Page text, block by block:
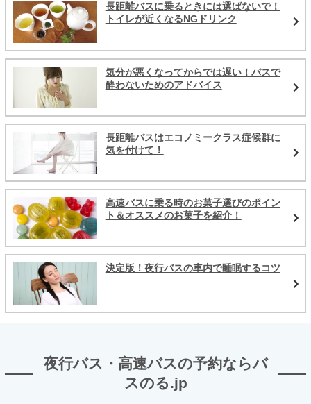
長距離バスに乗るときには選ばないで！
トイレが近くなるNGドリンク
気分が悪くなってからでは遅い！バスで
酔わないためのアドバイス
長距離バスはエコノミークラス症候群に
気を付けて！
高速バスに乗る時のお菓子選びのポイン
ト＆オススメのお菓子を紹介！
決定版！夜行バスの車内で睡眠するコツ
夜行バス・高速バスの予約ならバ
スのる.jp